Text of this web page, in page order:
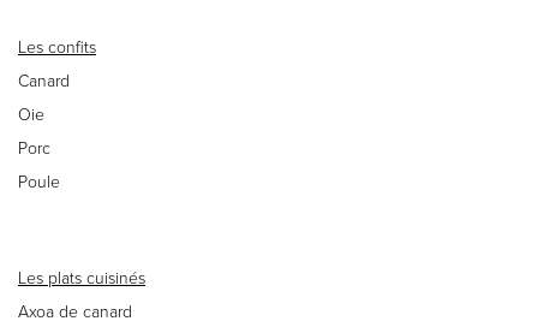
Les confits
Canard
Oie
Porc
Poule
Les plats cuisinés
Axoa de canard